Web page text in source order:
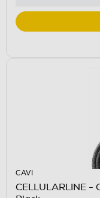
CAVI
CELLULARLINE -